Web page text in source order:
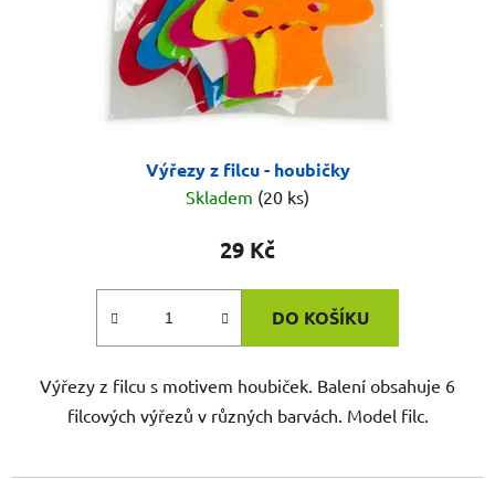
Výřezy z filcu - houbičky
Skladem (20 ks)
29 Kč
DO KOŠÍKU
Výřezy z filcu s motivem houbiček. Balení obsahuje 6
filcových výřezů v různých barvách. Model filc.